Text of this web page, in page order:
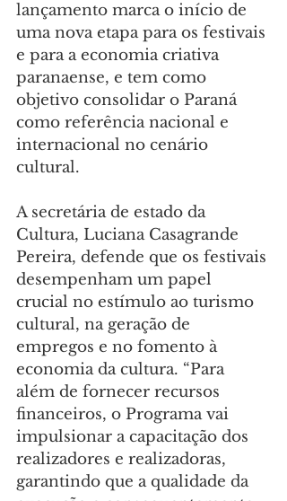
lançamento marca o início de
uma nova etapa para os festivais
e para a economia criativa
paranaense, e tem como
objetivo consolidar o Paraná
como referência nacional e
internacional no cenário
cultural.
A secretária de estado da
Cultura, Luciana Casagrande
Pereira, defende que os festivais
desempenham um papel
crucial no estímulo ao turismo
cultural, na geração de
empregos e no fomento à
economia da cultura. “Para
além de fornecer recursos
financeiros, o Programa vai
impulsionar a capacitação dos
realizadores e realizadoras,
garantindo que a qualidade da